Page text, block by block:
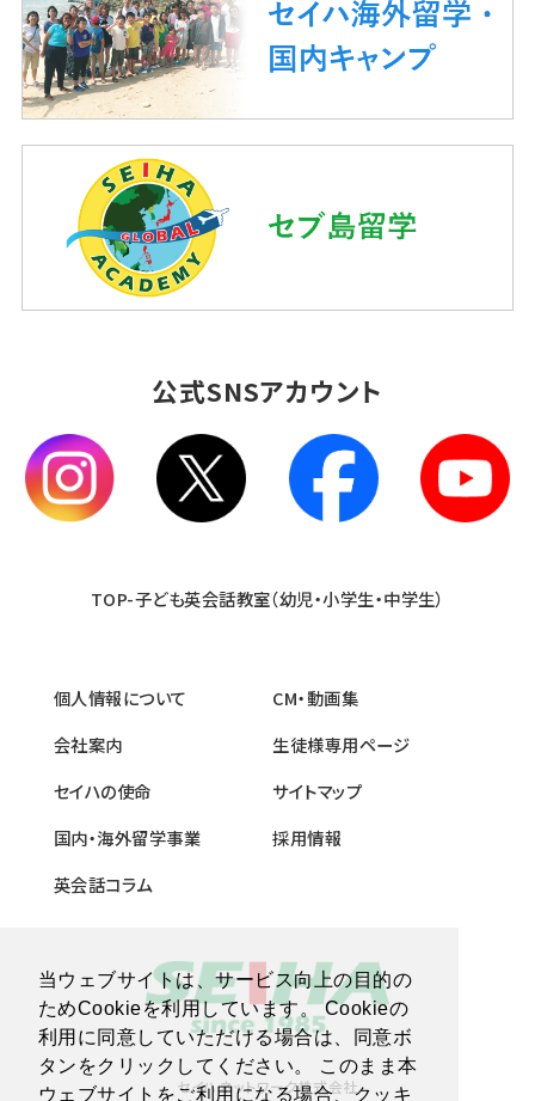
当ウェブサイトは、サービス向上の目的の
ためCookieを利用しています。 Cookieの
利用に同意していただける場合は、同意ボ
タンをクリックしてください。 このまま本
ウェブサイトをご利用になる場合、クッキ
公式SNSアカウント
TOP-子ども英会話教室（幼児・小学生・中学生）
個人情報について
会社案内
セイハの使命
国内・海外留学事業
英会話コラム
CM・動画集
生徒様専用ページ
サイトマップ
採用情報
セイハネットワーク株式会社